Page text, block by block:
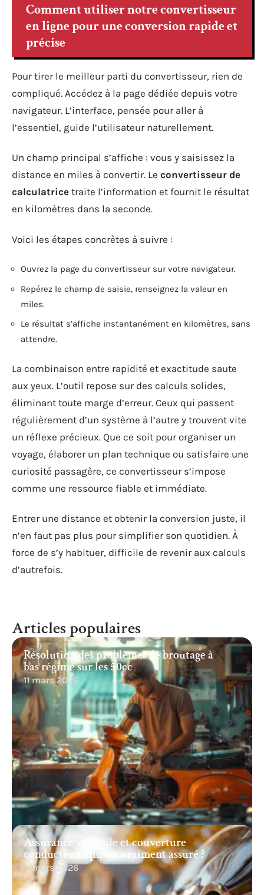
Comment utiliser notre convertisseur
en ligne pour une conversion rapide et
précise
Pour tirer le meilleur parti du convertisseur, rien de
compliqué. Accédez à la page dédiée depuis votre
navigateur. L’interface, pensée pour aller à
l’essentiel, guide l’utilisateur naturellement.
Un champ principal s’affiche : vous y saisissez la
distance en miles à convertir. Le convertisseur de
calculatrice traite l’information et fournit le résultat
en kilomètres dans la seconde.
Voici les étapes concrètes à suivre :
Ouvrez la page du convertisseur sur votre navigateur.
Repérez le champ de saisie, renseignez la valeur en
miles.
Le résultat s’affiche instantanément en kilomètres, sans
attendre.
La combinaison entre rapidité et exactitude saute
aux yeux. L’outil repose sur des calculs solides,
éliminant toute marge d’erreur. Ceux qui passent
régulièrement d’un système à l’autre y trouvent vite
un réflexe précieux. Que ce soit pour organiser un
voyage, élaborer un plan technique ou satisfaire une
curiosité passagère, ce convertisseur s’impose
comme une ressource fiable et immédiate.
Entrer une distance et obtenir la conversion juste, il
n’en faut pas plus pour simplifier son quotidien. À
force de s’y habituer, difficile de revenir aux calculs
d’autrefois.
Articles populaires
Résolution des problèmes de broutage à
bas régime sur les 50cc
11 mars 2026
Assurance véhicule et couverture
conducteur : qui est vraiment assuré ?
11 mars 2026